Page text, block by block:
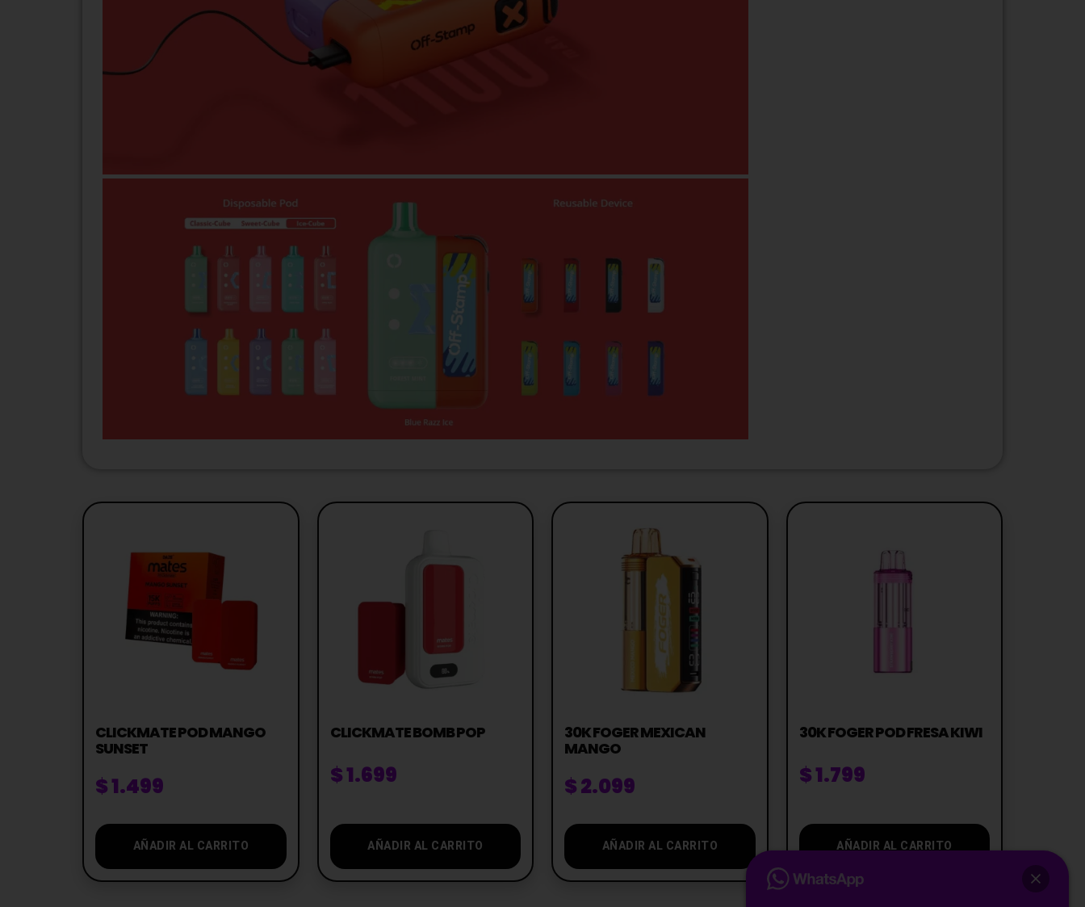
CLICKMATE POD MANGO
SUNSET
$1.499
AÑADIR AL CARRITO
CLICKMATE BOMB POP
$1.699
AÑADIR AL CARRITO
30K FOGER MEXICAN
MANGO
$2.099
AÑADIR AL CARRITO
30K FOGER POD FRESA KIWI
$1.799
AÑADIR AL CARRITO
Te asesoramos antes de comprar